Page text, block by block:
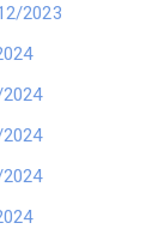
2023